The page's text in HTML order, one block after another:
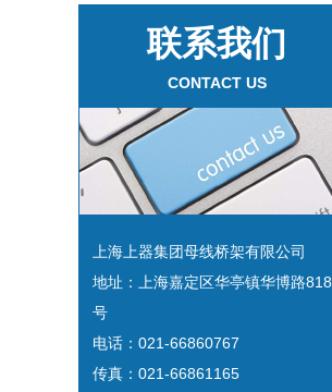
联系我们
CONTACT US
上海上器集团母线桥架有限公司
地址：上海嘉定区华亭镇华博路818
号
电话：021-66860767
传真：021-66861165